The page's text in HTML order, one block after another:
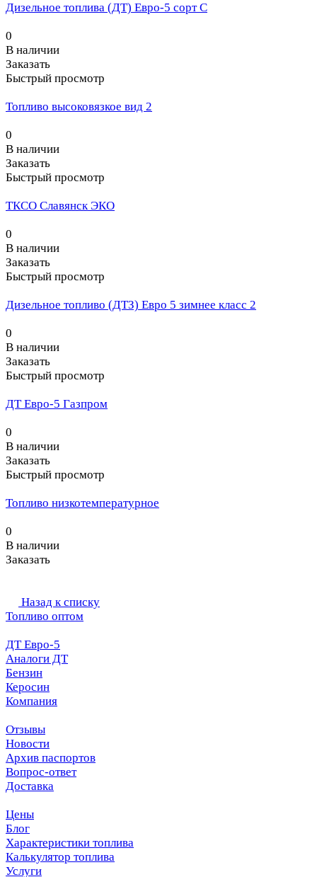
Дизельное топлива (ДТ) Евро-5 сорт С
0
В наличии
Заказать
Быстрый просмотр
Топливо высоковязкое вид 2
0
В наличии
Заказать
Быстрый просмотр
ТКСО Славянск ЭКО
0
В наличии
Заказать
Быстрый просмотр
Дизельное топливо (ДТЗ) Евро 5 зимнее класс 2
0
В наличии
Заказать
Быстрый просмотр
ДТ Евро-5 Газпром
0
В наличии
Заказать
Быстрый просмотр
Топливо низкотемпературное
0
В наличии
Заказать
Назад к списку
Топливо оптом
ДТ Евро-5
Аналоги ДТ
Бензин
Керосин
Компания
Отзывы
Новости
Архив паспортов
Вопрос-ответ
Доставка
Цены
Блог
Характеристики топлива
Калькулятор топлива
Услуги